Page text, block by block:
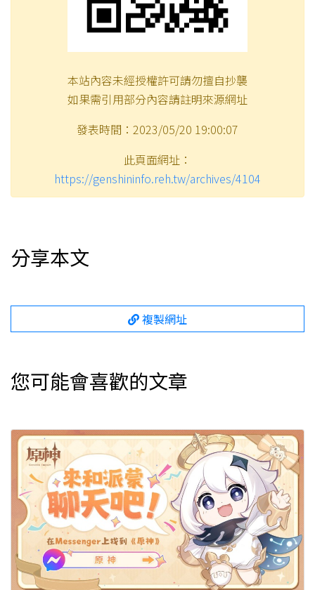
本站內容未經授權許可請勿擅自抄襲
如果需引用部分內容請註明來源網址
發表時間：2023/05/20 19:00:07
此頁面網址：
https://genshininfo.reh.tw/archives/4104
分享本文
複製網址
您可能會喜歡的文章